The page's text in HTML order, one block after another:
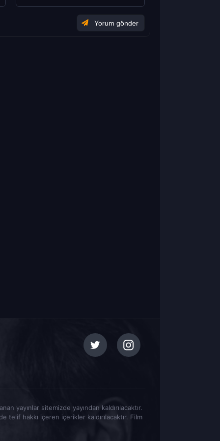
yayınlar sitemizde yayından kaldırılacaktır.
telif hakkı içeren içerikler kaldırılacaktır. Film